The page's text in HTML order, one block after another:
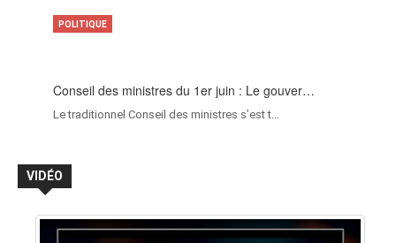
Conseil des ministres du 1er juin : Le gouver…
Le traditionnel Conseil des ministres s’est t…
POLITIQUE
VIDÉO